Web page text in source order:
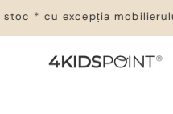
* cu excepția mobilierului